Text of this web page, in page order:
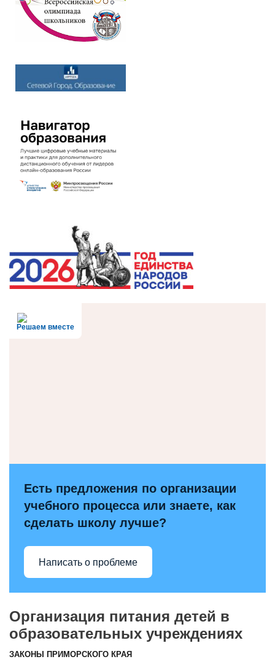
Решаем вместе
Есть предложения по организации
учебного процесса или знаете, как
сделать школу лучше?
Написать о проблеме
Организация питания детей в
образовательных учреждениях
ЗАКОНЫ ПРИМОРСКОГО КРАЯ